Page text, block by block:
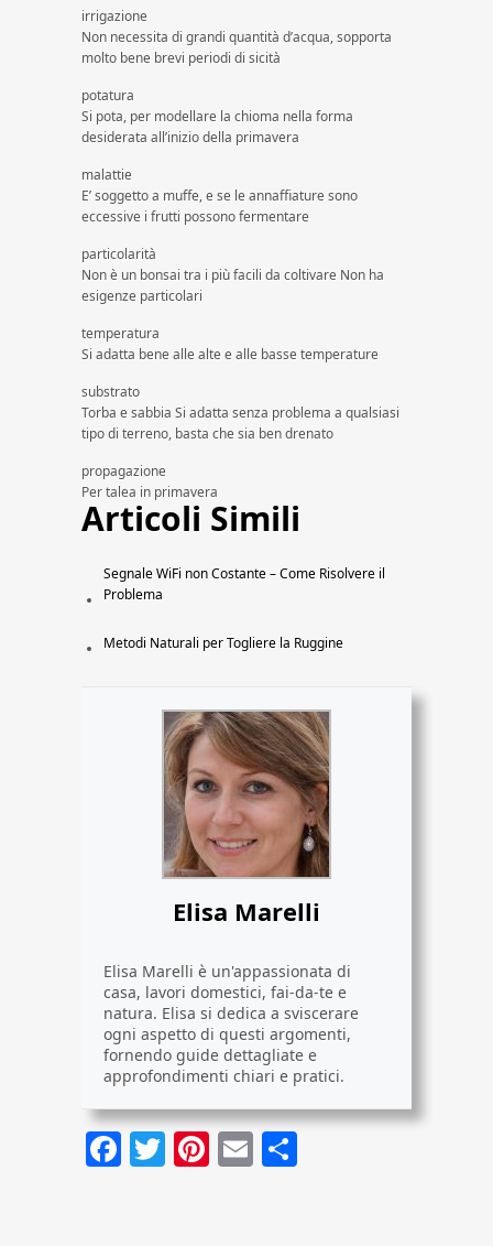
irrigazione
Non necessita di grandi quantità d’acqua, sopporta
molto bene brevi periodi di sicità
potatura
Si pota, per modellare la chioma nella forma
desiderata all’inizio della primavera
malattie
E’ soggetto a muffe, e se le annaffiature sono
eccessive i frutti possono fermentare
particolarità
Non è un bonsai tra i più facili da coltivare Non ha
esigenze particolari
temperatura
Si adatta bene alle alte e alle basse temperature
substrato
Torba e sabbia Si adatta senza problema a qualsiasi
tipo di terreno, basta che sia ben drenato
propagazione
Per talea in primavera
Articoli Simili
Segnale WiFi non Costante – Come Risolvere il
Problema
Metodi Naturali per Togliere la Ruggine
Elisa Marelli
Elisa Marelli è un'appassionata di
casa, lavori domestici, fai-da-te e
natura. Elisa si dedica a sviscerare
ogni aspetto di questi argomenti,
fornendo guide dettagliate e
approfondimenti chiari e pratici.
Facebook
TwitterPinterest
Email